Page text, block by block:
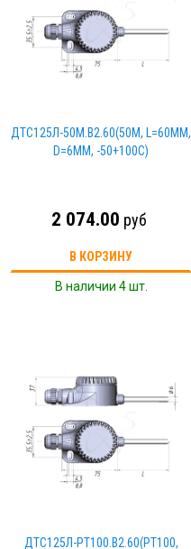
ДТС125Л-50М.В2.60(50М, L=60ММ,
D=6ММ, -50+100С)
2 074.00 руб
В КОРЗИНУ
В наличии 4 шт.
ДТС125Л-PT100.В2.60(PT100,